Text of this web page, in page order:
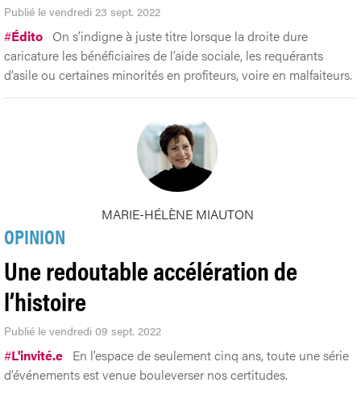
Publié le vendredi 23 sept. 2022
#Édito On s’indigne à juste titre lorsque la droite dure
caricature les bénéficiaires de l’aide sociale, les requérants
d’asile ou certaines minorités en profiteurs, voire en malfaiteurs.
MARIE-HÉLÈNE MIAUTON
OPINION
Une redoutable accélération de
l’histoire
Publié le vendredi 09 sept. 2022
#L'invité.e En l’espace de seulement cinq ans, toute une série
d’événements est venue bouleverser nos certitudes.